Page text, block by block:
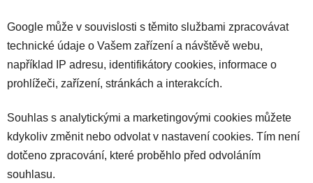
Google může v souvislosti s těmito službami zpracovávat
technické údaje o Vašem zařízení a návštěvě webu,
například IP adresu, identifikátory cookies, informace o
prohlížeči, zařízení, stránkách a interakcích.
Souhlas s analytickými a marketingovými cookies můžete
kdykoliv změnit nebo odvolat v nastavení cookies. Tím není
dotčeno zpracování, které proběhlo před odvoláním
souhlasu.